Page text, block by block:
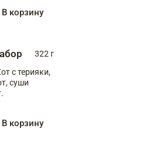
В корзину
322 г
с терияки,
суши
В корзину